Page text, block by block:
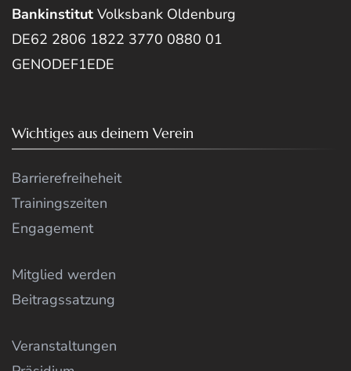
Bankinstitut Volksbank Oldenburg
DE62 2806 1822 3770 0880 01
GENODEF1EDE
Wichtiges aus deinem Verein
Barrierefreiheheit
Trainingszeiten
Engagement
Mitglied werden
Beitragssatzung
Veranstaltungen